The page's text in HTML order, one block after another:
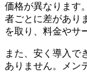
価格が異なります
者ごとに差があり
を取り、料金やサ
また、安く導入で
ありません。メン